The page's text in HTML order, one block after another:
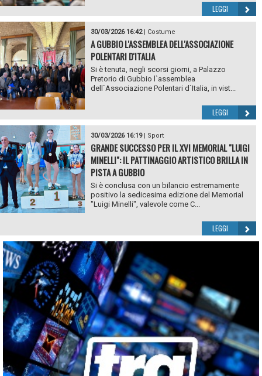
LEGGI
30/03/2026 16:42| Costume
A GUBBIO L'ASSEMBLEA DELL'ASSOCIAZIONE
POLENTARI D'ITALIA
Si è tenuta, negli scorsi giorni, a Palazzo
Pretorio di Gubbio l`assemblea
dell`Associazione Polentari d`Italia, in vist...
LEGGI
30/03/2026 16:19| Sport
GRANDE SUCCESSO PER IL XVI MEMORIAL "LUIGI
MINELLI": IL PATTINAGGIO ARTISTICO BRILLA IN
PISTA A GUBBIO
Si è conclusa con un bilancio estremamente
positivo la sedicesima edizione del Memorial
"Luigi Minelli", valevole come C...
LEGGI